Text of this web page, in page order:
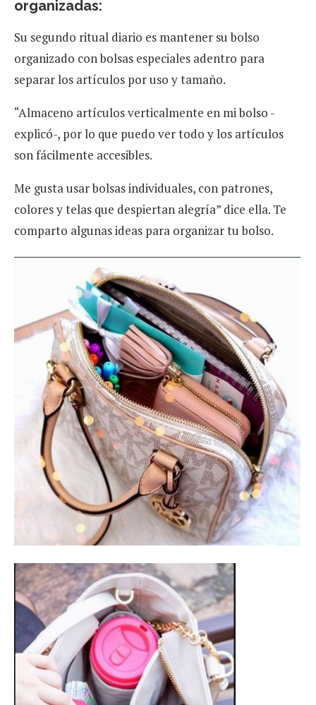
organizadas:
Su segundo ritual diario es mantener su bolso
organizado con bolsas especiales adentro para
separar los artículos por uso y tamaño.
“Almaceno artículos verticalmente en mi bolso -
explicó-, por lo que puedo ver todo y los artículos
son fácilmente accesibles.
Me gusta usar bolsas individuales, con patrones,
colores y telas que despiertan alegría” dice ella. Te
comparto algunas ideas para organizar tu bolso.